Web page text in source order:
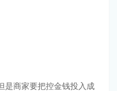
是商家要把控金钱投入成